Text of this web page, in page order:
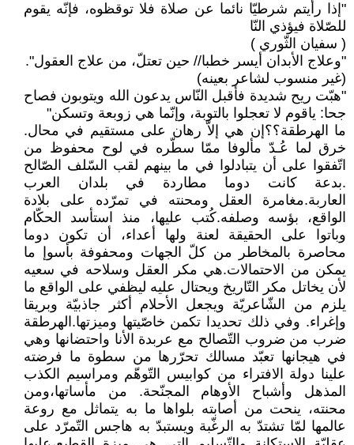
"إذا رأيتم شرطيّا نائما عن صلاة فلا توقظوه، فإنّه يقوم
للصّلاة فيؤذي النّا
( سفيان الثّوري )
"وعلاج الأبدان أيسر خطبا// حين تعتلّ، من علاج العقول".
(غير منسوب لشاعر بعينه)
"هبّت ريح شديدة فأقبل النّاس يدعون الله ويتوبون فصاح
جحا: ياقوم لا تعجلوا بالتوبة، وإنّما هي زوبعة وتسكن"
ما الهرطقة؟؟إن هي إلاّ رهان على مستقيم في محال.
خرق لما عُـدّ مألوفا ممّا سطّره في لوح محفوظ من
اتّفقوا على أن يتبادلوا في ما بينهم لقب السّلف الصّالح
.بدعة كانت دوما مطاردة في بلدان العرب
العاربة.مغامرة العقل ومحنته في تمرّده على بلادة
الواقع، بؤسه وصلفه.كُتب عليها، منذ استأسد الحكّام
وباتوا على الحقيقة لعنة ولها أعداء، أن تكون دوما
محاصرة بالمخاطر من كلّ الجهات ومحفوفة بأسوإ ما
يمكن من الاحتمالات.هي مكر العقل وسلاحه في سعيه
لأن يخاتل مكر التّاريخ ويحتال عليه ليظفي على الواقع ما
يلزم من الشّاعريّة ويجعل الأحلام أكثر جاذبيّة وبريقا
وإغراء. وفي ذلك تحديدا تكمن خاصّيتها وميزتها.الهرطقة
ضرب من ضروب التّصالح مع عربدة الأنا واحتضانها وهي
في هيجانها تعبّد مسالك تحرّرها من سطوة ما فرضته
علينا دولة الافتراء من كوابيس التّوهّم ومراسيم الكذب
المذهل وأشباح الأوهام المجنّحة. من مأساتها،ومن
محنته، ينحت من أصابته بلواها ما به يتماثل مع روعة
عالمها لمّا تشتدّ به الرغّبة ويستبدّ به هاجس التّمرّد على